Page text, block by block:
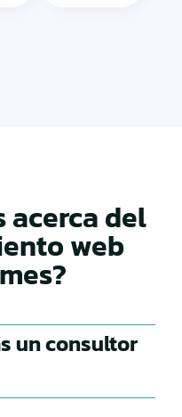
acerca del
web
un consultor